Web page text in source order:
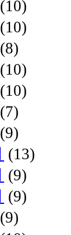
(10)
(10)
(8)
(10)
(10)
(7)
(9)
(13)
(9)
(9)
(9)